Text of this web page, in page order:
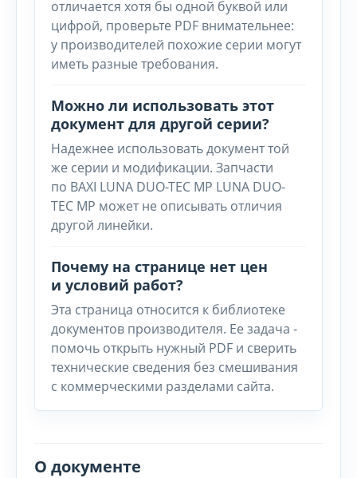
отличается хотя бы одной буквой или
цифрой, проверьте PDF внимательнее:
у производителей похожие серии могут
иметь разные требования.
Можно ли использовать этот
документ для другой серии?
Надежнее использовать документ той
же серии и модификации. Запчасти
по BAXI LUNA DUO-TEC MP LUNA DUO-
TEC MP может не описывать отличия
другой линейки.
Почему на странице нет цен
и условий работ?
Эта страница относится к библиотеке
документов производителя. Ее задача -
помочь открыть нужный PDF и сверить
технические сведения без смешивания
с коммерческими разделами сайта.
О документе